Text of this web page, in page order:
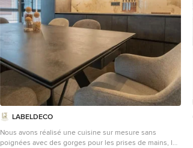
LABELDECO
Nous avons réalisé une cuisine sur mesure sans
poignées avec des gorges pour les prises de mains, les